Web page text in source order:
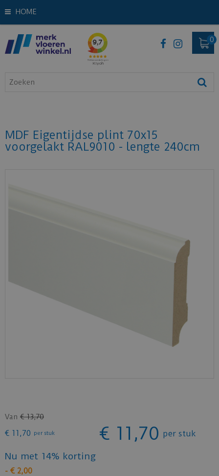
HOME
MDF Eigentijdse plint 70x15
voorgelakt RAL9010 - lengte 240cm
Van € 13,70
€ 11 ,70 per stuk € 11 ,70 per stuk
Nu met 14% korting
- € 2,00